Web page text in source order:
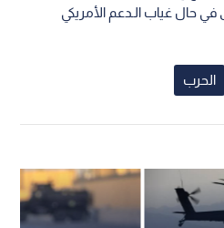
حال غياب الـدعم الأمريكي
الحرب